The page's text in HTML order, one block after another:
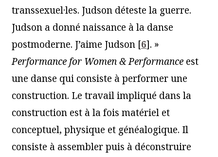
transsexuel·les. Judson déteste la guerre.
Judson a donné naissance à la danse
postmoderne. J’aime Judson [6]. »
Performance for Women & Performance est
une danse qui consiste à performer une
construction. Le travail impliqué dans la
construction est à la fois matériel et
conceptuel, physique et généalogique. Il
consiste à assembler puis à déconstruire